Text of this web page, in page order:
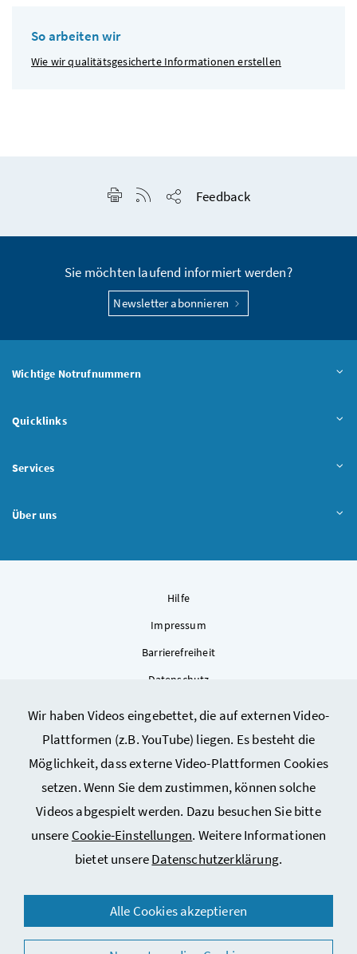
Wir haben Videos eingebettet, die auf externen Video-
Plattformen (z.B. YouTube) liegen. Es besteht die
Möglichkeit, dass externe Video-Plattformen Cookies
setzen. Wenn Sie dem zustimmen, können solche
Videos abgespielt werden. Dazu besuchen Sie bitte
unsere Cookie-Einstellungen. Weitere Informationen
bietet unsereDatenschutzerklärung.
Alle Cookies akzeptieren
So arbeiten wir
Wie wir qualitätsgesicherte Informationen erstellen
Seite drucken
RSS-Feed anzeigen
Feedback
Sie möchten laufend informiert werden?
Newsletter abonnieren
Wichtige Notrufnummern
Quicklinks
Services
Über uns
Hilfe
Impressum
Barrierefreiheit
Datenschutz
Sitemap
Cookie-Einstellungen
© 2026 Bundesministerium für Arbeit, Soziales, Gesundheit,
Pflege und Konsumentenschutz